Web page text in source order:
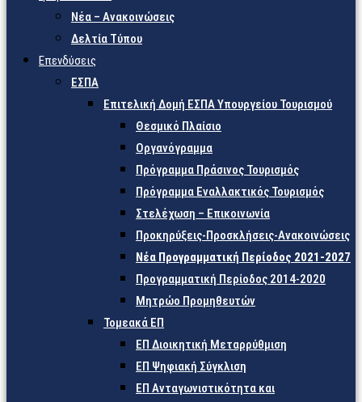
Νέα – Ανακοινώσεις
Δελτία Τύπου
Επενδύσεις
ΕΣΠΑ
Επιτελική Δομή ΕΣΠΑ Υπουργείου Τουρισμού
Θεσμικό Πλαίσιο
Οργανόγραμμα
Πρόγραμμα Πράσινος Τουρισμός
Πρόγραμμα Εναλλακτικός Τουρισμός
Στελέχωση – Επικοινωνία
Προκηρύξεις-Προσκλήσεις-Ανακοινώσεις
Νέα Προγραμματική Περίοδος 2021-2027
Προγραμματική Περίοδος 2014-2020
Μητρώο Προμηθευτών
Τομεακά ΕΠ
ΕΠ Διοικητική Μεταρρύθμιση
ΕΠ Ψηφιακή Σύγκλιση
ΕΠ Ανταγωνιστικότητα και